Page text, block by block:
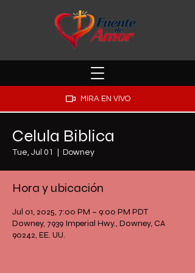
MIRA EN VIVO
Celula Biblica
Tue, Jul 01 Downey
Hora y ubicación
Jul 01, 2025, 7:00 PM – 9:00 PM PDT
Downey, 7939 Imperial Hwy., Downey, CA
90242, EE. UU.